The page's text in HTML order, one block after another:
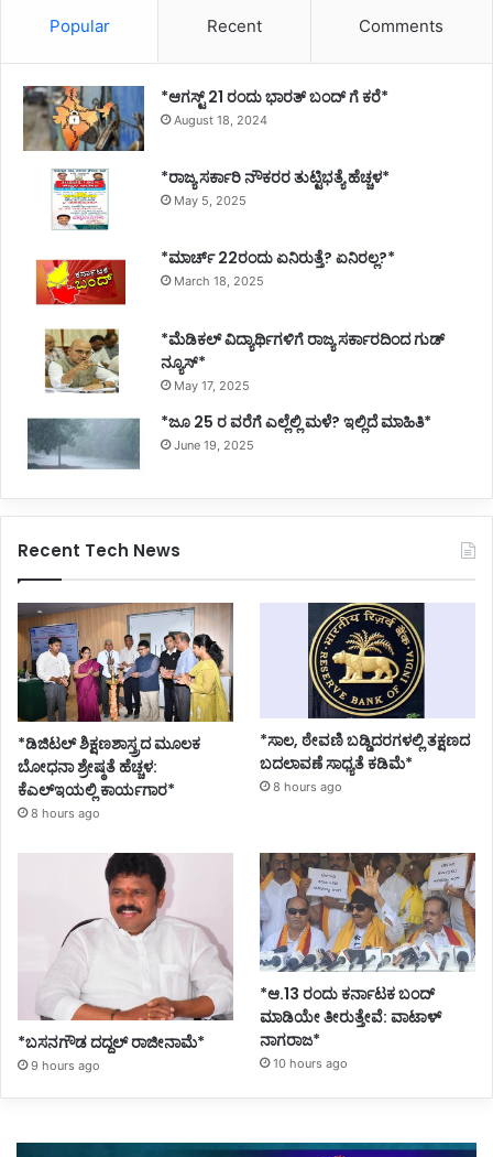
Popular Recent Comments
*ಆಗಸ್ಟ್ 21 ರಂದು ಭಾರತ್‌ ಬಂದ್‌ ಗೆ ಕರೆ*
August 18, 2024
*ರಾಜ್ಯ ಸರ್ಕಾರಿ ನೌಕರರ ತುಟ್ಟಿಭತ್ಯೆ ಹೆಚ್ಚಳ*
May 5, 2025
*ಮಾರ್ಚ್ 22ರಂದು ಏನಿರುತ್ತೆ? ಏನಿರಲ್ಲ?*
March 18, 2025
*ಮೆಡಿಕಲ್ ವಿದ್ಯಾರ್ಥಿಗಳಿಗೆ ರಾಜ್ಯ ಸರ್ಕಾರದಿಂದ ಗುಡ್
ನ್ಯೂಸ್*
May 17, 2025
*ಜೂ 25 ರ ವರೆಗೆ ಎಲ್ಲೆಲ್ಲಿ ಮಳೆ? ಇಲ್ಲಿದೆ ಮಾಹಿತಿ*
June 19, 2025
Recent Tech News
*ಡಿಜಿಟಲ್ ಶಿಕ್ಷಣಶಾಸ್ತ್ರದ ಮೂಲಕ
ಬೋಧನಾ ಶ್ರೇಷ್ಠತೆ ಹೆಚ್ಚಳ:
ಕೆಎಲ್ಇಯಲ್ಲಿ ಕಾರ್ಯಗಾರ*
8 hours ago
*ಸಾಲ, ಠೇವಣಿ ಬಡ್ಡಿದರಗಳಲ್ಲಿ ತಕ್ಷಣದ
ಬದಲಾವಣೆ ಸಾಧ್ಯತೆ ಕಡಿಮೆ*
8 hours ago
*ಬಸನಗೌಡ ದದ್ದಲ್‌ ರಾಜೀನಾಮೆ*
9 hours ago
*ಆ.13 ರಂದು ಕರ್ನಾಟಕ ಬಂದ್
ಮಾಡಿಯೇ ತೀರುತ್ತೇವೆ: ವಾಟಾಳ್
ನಾಗರಾಜ*
10 hours ago